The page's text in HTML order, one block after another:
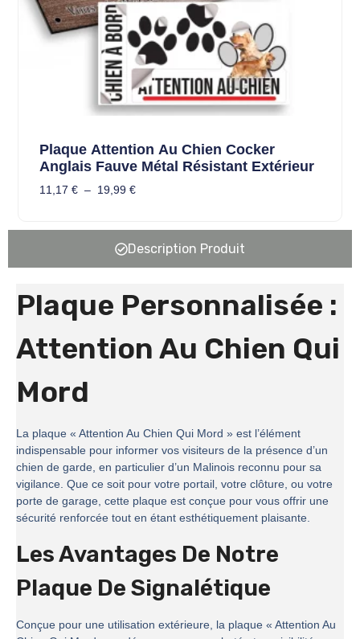
Plaque Attention Au Chien Cocker
Anglais Fauve Métal Résistant Extérieur
11,17 € – 19,99 €
Description Produit
Plaque Personnalisée :
Attention Au Chien Qui
Mord
La plaque « Attention Au Chien Qui Mord » est l’élément
indispensable pour informer vos visiteurs de la présence d’un
chien de garde, en particulier d’un Malinois reconnu pour sa
vigilance. Que ce soit pour votre portail, votre clôture, ou votre
porte de garage, cette plaque est conçue pour vous offrir une
sécurité renforcée tout en étant esthétiquement plaisante.
Les Avantages De Notre
Plaque De Signalétique
Conçue pour une utilisation extérieure, la plaque « Attention Au